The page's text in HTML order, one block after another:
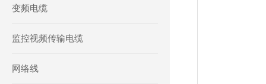
变频电缆
监控视频传输电缆
网络线